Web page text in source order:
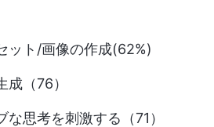
ット/画像の作成(62%)
成（76）
な思考を刺激する（71）